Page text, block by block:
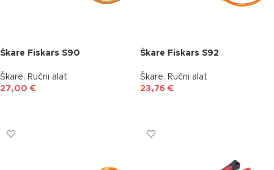
Škare Fiskars S90
Škare, Ručni alat
27,00 €
Škare Fiskars S92
Škare, Ručni alat
23,76 €